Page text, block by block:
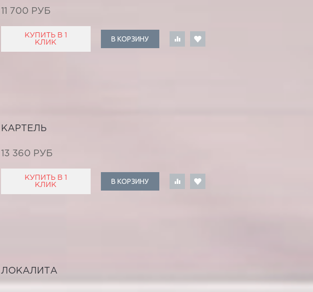
11 700 РУБ
КУПИТЬ В 1
КЛИК
В КОРЗИНУ
КАРТЕЛЬ
13 360 РУБ
КУПИТЬ В 1
КЛИК
В КОРЗИНУ
ЛОКАЛИТА